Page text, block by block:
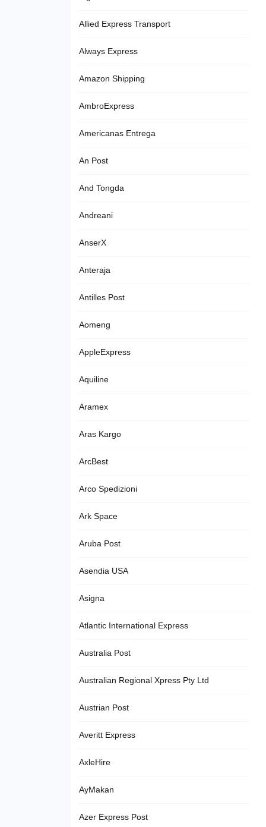
Allied Express Transport
Always Express
Amazon Shipping
AmbroExpress
Americanas Entrega
An Post
And Tongda
Andreani
AnserX
Anteraja
Antilles Post
Aomeng
AppleExpress
Aquiline
Aramex
Aras Kargo
ArcBest
Arco Spedizioni
Ark Space
Aruba Post
Asendia USA
Asigna
Atlantic International Express
Australia Post
Australian Regional Xpress Pty Ltd
Austrian Post
Averitt Express
AxleHire
AyMakan
Azer Express Post